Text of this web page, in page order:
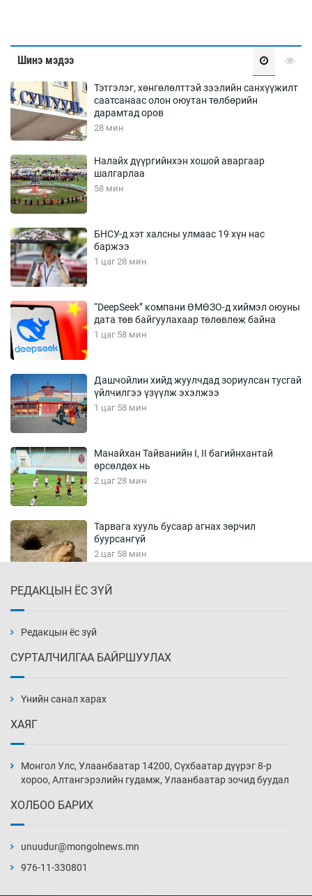
Шинэ мэдээ
Тэтгэлэг, хөнгөлөлттэй зээлийн санхүүжилт
саатсанаас олон оюутан төлбөрийн
дарамтад оров
28 мин
Налайх дүүргийнхэн хошой аваргаар
шалгарлаа
58 мин
БНСУ-д хэт халсны улмаас 19 хүн нас
баржээ
1 цаг 28 мин
“DeepSeek” компани ӨМӨЗО-д хиймэл оюуны
дата төв байгуулахаар төлөвлөж байна
1 цаг 58 мин
Дашчойлин хийд жуулчдад зориулсан тусгай
үйлчилгээ үзүүлж эхэлжээ
1 цаг 58 мин
Манайхан Тайванийн I, II багийнхантай
өрсөлдөх нь
2 цаг 28 мин
Тарвага хууль бусаар агнах зөрчил
буурсангүй
2 цаг 58 мин
3 цаг 28 мин
3 цаг 58 мин
4 цаг 28 мин
хэмжээг шинэчлэн тогтоох нь
РЕДАКЦЫН ЁС ЗҮЙ
Редакцын ёс зүй
СУРТАЛЧИЛГАА БАЙРШУУЛАХ
Үнийн санал харах
ХАЯГ
Монгол Улс, Улаанбаатар 14200, Сүхбаатар дүүрэг 8-р
хороо, Алтангэрэлийн гудамж, Улаанбаатар зочид буудал
ХОЛБОО БАРИХ
unuudur@mongolnews.mn
976-11-330801